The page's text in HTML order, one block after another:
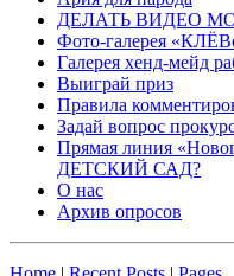
ДЕЛАТЬ ВИДЕО
Фото-галерея
Галерея хенд-мейд
Выиграй приз
Правила
Задай вопрос
Прямая линия
ДЕТСКИЙ САД?
О нас
Архив опросов